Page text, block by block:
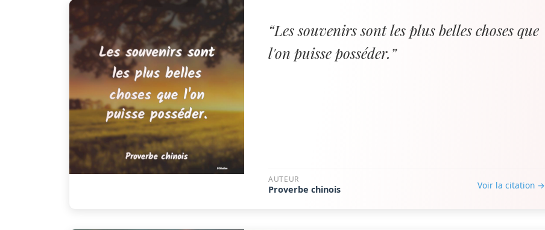
“Les souvenirs sont les plus belles choses que
l'on puisse posséder.”
AUTEUR
Proverbe chinois Voir la citation →